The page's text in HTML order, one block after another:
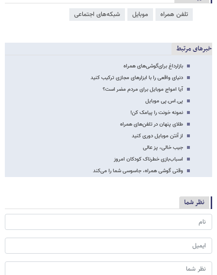
تلفن همراه موبایل شبکه‌‌های اجتماعی
خبرهای مرتبط
بازار‌داغ برای‌گوشی‌های همراه
دنیای واقعی را با ابزارهای مجازی ترکیب کنید
آیا امواج موبایل برای مردم مضر است؟
پی.اس.پی موبایل
نمونه خونت را پیامک کن!
طلای پنهان در تلفن‌های همراه
از آنتن موبایل دوری کنید
جیب خالی، پز عالی
اسباب‌بازی خطرناک کودکان امروز
وقتی گوشی همراه، جاسوسی شما را می‌کند
نظر شما